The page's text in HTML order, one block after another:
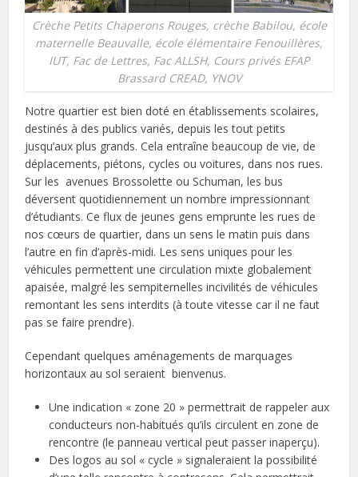
Crèche Petits Chaperons Rouges, crèche Babilou, école
maternelle Beauvalle, école élémentaire Fenouillères,
IUT, Fac de Lettres, Fac ALLSH, Cours privés EFAP
Brassard CREAD, YNOV
Notre quartier est bien doté en établissements scolaires,
destinés à des publics variés, depuis les tout petits
jusqu’aux plus grands. Cela entraîne beaucoup de vie, de
déplacements, piétons, cycles ou voitures, dans nos rues.
Sur les avenues Brossolette ou Schuman, les bus
déversent quotidiennement un nombre impressionnant
d’étudiants. Ce flux de jeunes gens emprunte les rues de
nos cœurs de quartier, dans un sens le matin puis dans
l’autre en fin d’après-midi. Les sens uniques pour les
véhicules permettent une circulation mixte globalement
apaisée, malgré les sempiternelles incivilités de véhicules
remontant les sens interdits (à toute vitesse car il ne faut
pas se faire prendre).
Cependant quelques aménagements de marquages
horizontaux au sol seraient bienvenus.
Une indication « zone 20 » permettrait de rappeler aux
conducteurs non-habitués qu’ils circulent en zone de
rencontre (le panneau vertical peut passer inaperçu).
Des logos au sol « cycle » signaleraient la possibilité